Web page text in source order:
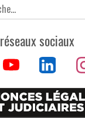
réseaux sociaux